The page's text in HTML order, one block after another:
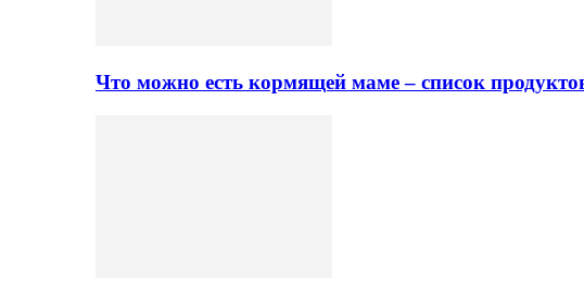
Что можно есть кормящей маме – список